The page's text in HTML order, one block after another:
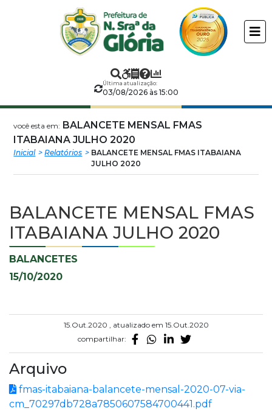
Prefeitura
Municipal
Nossa
Senhora
da
Última atualização:
03/08/2026 às 15:00
você esta em: BALANCETE MENSAL FMAS
ITABAIANA JULHO 2020
Inicial Relatórios
BALANCETE MENSAL FMAS ITABAIANA
JULHO 2020
BALANCETE MENSAL FMAS
ITABAIANA JULHO 2020
BALANCETES
15/10/2020
15.Out.2020 , atualizado em 15.Out.2020
compartilhar:
Arquivo
fmas-itabaiana-balancete-mensal-2020-07-via-
cm_70297db728a7850607584700441.pdf